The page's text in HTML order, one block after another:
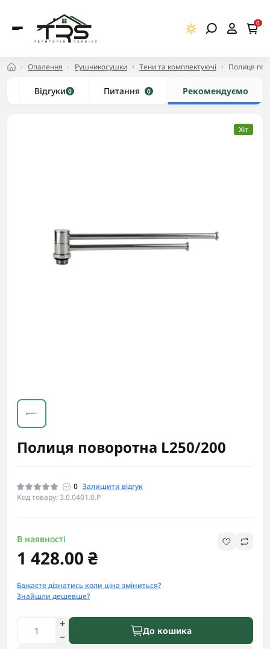
0
Опалення Рушникосушки Тени та комплектуючі Полиця
Відгуки 0 Питання 0 Рекомендуємо
Хіт
Полиця поворотна L250/200
0 Залишити відгук
Код товару: 3.0.0401.0.P
В наявності
1 428.00 ₴
Бажаєте дізнатись коли ціна зміниться?
Знайшли дешевше?
До кошика